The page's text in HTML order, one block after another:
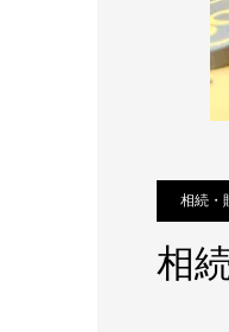
相続・
相